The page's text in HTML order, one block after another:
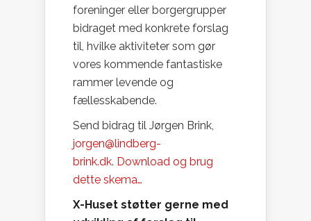
foreninger eller borgergrupper
bidraget med konkrete forslag
til, hvilke aktiviteter som gør
vores kommende fantastiske
rammer levende og
fællesskabende.
Send bidrag til Jørgen Brink,
jorgen@lindberg-
brink.dk. Download og brug
dette skema…
X-Huset støtter gerne med